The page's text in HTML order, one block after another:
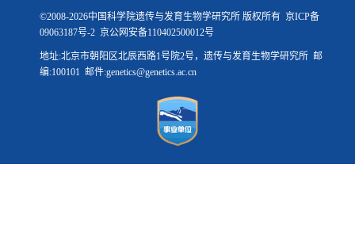
©2008-2026中国科学院遗传与发育生物学研究所 版权所有 京ICP备
09063187号-2 京公网安备110402500012号
地址:北京市朝阳区北辰西路1号院2号，遗传与发育生物学研究所 邮
编:100101 邮件:genetics@genetics.ac.cn